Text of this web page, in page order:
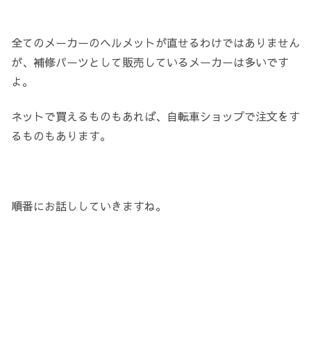
全てのメーカーのヘルメットが直せるわけではありません
が、補修パーツとして販売しているメーカーは多いです
よ。
ネットで買えるものもあれば、自転車ショップで注文をす
るものもあります。
順番にお話ししていきますね。